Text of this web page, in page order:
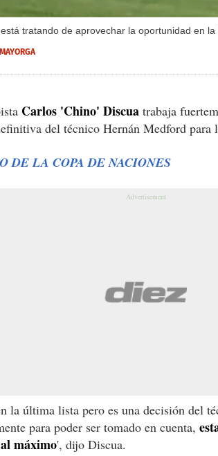
tratando de aprovechar la oportunidad en
Carlos 'Chino' Discua trabaja
del técnico Hernán Medford para
DE LA COPA DE NACIONES
la última lista pero es una decisión del
para poder ser tomado en cuenta,
máximo', dijo Discua.